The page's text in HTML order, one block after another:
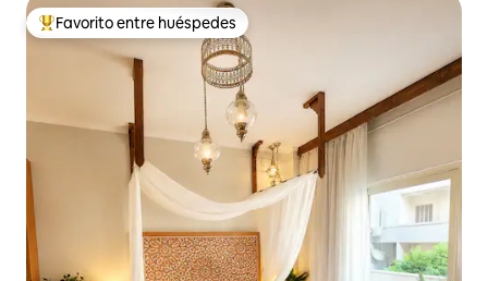
Favorito entre los huéspedes más destacados
Favorito entre huéspedes